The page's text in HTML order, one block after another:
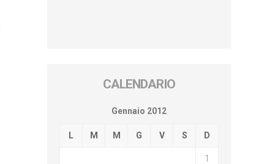
CALENDARIO
Gennaio 2012
L M M G V S D
1